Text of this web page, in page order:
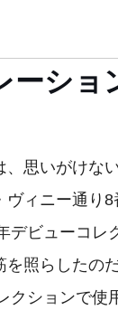
ーショ
思いがけな
ィニー通り8
デビューコレ
を照らしたの
クションで使